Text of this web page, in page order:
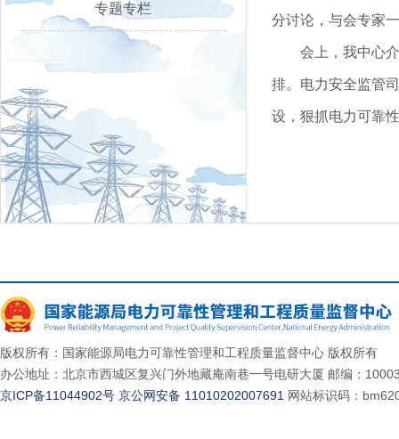
专题专栏
分讨论，与会专家
会上，我中心
排。电力安全监管
设，狠抓电力可靠
版权所有：国家能源局电力可靠性管理和工程质量监督中心 版权所有
办公地址：北京市西城区复兴门外地藏庵南巷一号电研大厦 邮编：
京ICP备11044902号 京公网安备 11010202007691 网站标识码：